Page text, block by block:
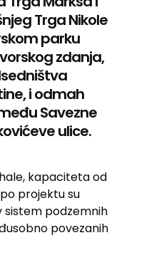
Trga Nikole
parku
zdanja,
i odmah
Savezne
ulice.
kapaciteta od
projektu su
sistem podzemnih
povezanih